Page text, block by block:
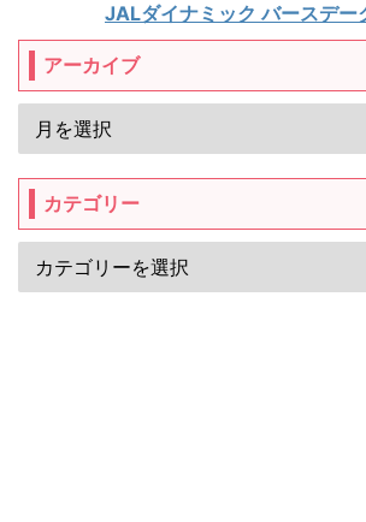
JALダイナミック バースデー
アーカイブ
カテゴリー